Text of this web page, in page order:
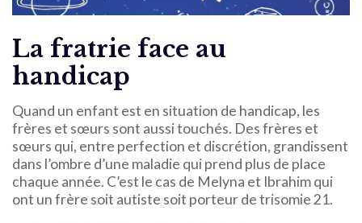
La fratrie face au
handicap
Quand un enfant est en situation de handicap, les
frères et sœurs sont aussi touchés. Des frères et
sœurs qui, entre perfection et discrétion, grandissent
dans l’ombre d’une maladie qui prend plus de place
chaque année. C’est le cas de Melyna et Ibrahim qui
ont un frère soit autiste soit porteur de trisomie 21.